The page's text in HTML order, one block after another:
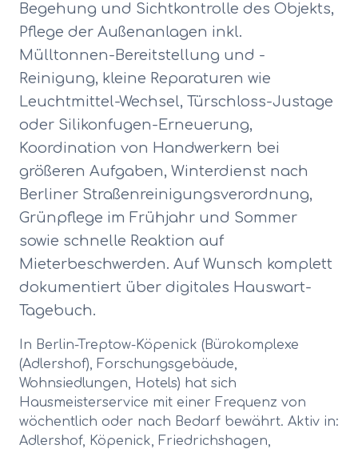
Begehung und Sichtkontrolle des Objekts,
Pflege der Außenanlagen inkl.
Mülltonnen-Bereitstellung und -
Reinigung, kleine Reparaturen wie
Leuchtmittel-Wechsel, Türschloss-Justage
oder Silikonfugen-Erneuerung,
Koordination von Handwerkern bei
größeren Aufgaben, Winterdienst nach
Berliner Straßenreinigungsverordnung,
Grünpflege im Frühjahr und Sommer
sowie schnelle Reaktion auf
Mieterbeschwerden. Auf Wunsch komplett
dokumentiert über digitales Hauswart-
Tagebuch.
In Berlin-Treptow-Köpenick (Bürokomplexe
(Adlershof), Forschungsgebäude,
Wohnsiedlungen, Hotels) hat sich
Hausmeisterservice mit einer Frequenz von
wöchentlich oder nach Bedarf bewährt. Aktiv in:
Adlershof, Köpenick, Friedrichshagen,